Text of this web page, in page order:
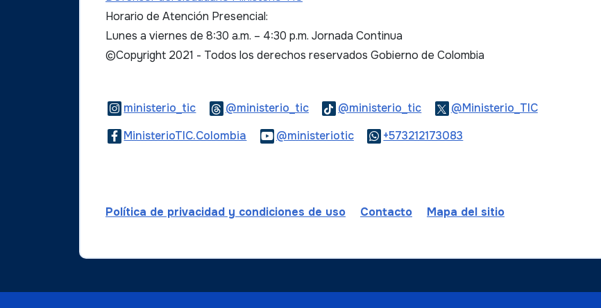
Horario de Atención Presencial:
Lunes a viernes de 8:30 a.m. – 4:30 p.m. Jornada Continua
©Copyright 2021 - Todos los derechos reservados Gobierno de Colombia
ministerio_ticLogo Instagram
@ministerio_ticLogo Threads
@ministerio_ticLogo Tiktok@Ministerio_TICLogo Twitter
MinisterioTIC.Colombia Logo Facebook
@ministerioticLogo Youtube
+573212173083
Política de privacidad y condiciones de uso Contacto Mapa del sitio